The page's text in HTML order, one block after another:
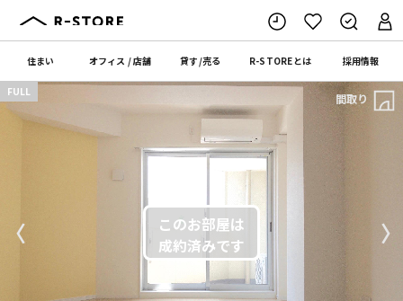
住まい オフィス /店舗 貸す/売る R-STOREとは 採用情報
〈 〉
FULL 間取り